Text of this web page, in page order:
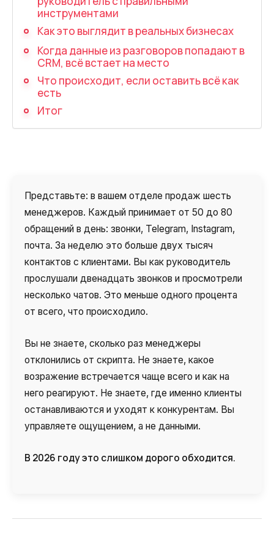
Запись телефонных разговоров
Речевая аналитика
UniTalk Contact Center
SIP-телефония
Автоматизация
Голосовой робот
UniTalk Chat
Автообзвон
Автоматический телефонный опрос
Автоматический перезвон клиентам
Интерактивное голосовое меню — IVR
Конструктор телефонных событий
Дополнительные услуги
номеров
инструментами
Как это выглядит в реальных бизнесах
Когда данные из разговоров попадают в
CRM, всё встает на место
Что происходит, если оставить всё как
есть
Итог
Представьте: в вашем отделе продаж шесть
менеджеров. Каждый принимает от 50 до 80
обращений в день: звонки, Telegram, Instagram,
почта. За неделю это больше двух тысяч
контактов с клиентами. Вы как руководитель
прослушали двенадцать звонков и просмотрели
несколько чатов. Это меньше одного процента
от всего, что происходило.
Вы не знаете, сколько раз менеджеры
отклонились от скрипта. Не знаете, какое
возражение встречается чаще всего и как на
него реагируют. Не знаете, где именно клиенты
останавливаются и уходят к конкурентам. Вы
управляете ощущением, а не данными.
В 2026 году это слишком дорого обходится.